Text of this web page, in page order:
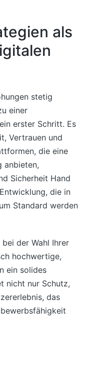
als
stetig
einer
erster Schritt. Es
Vertrauen und
die eine
anbieten,
Sicherheit Hand
die in
Standard werden
der Wahl Ihrer
hochwertige,
ein solides
nicht nur Schutz,
das